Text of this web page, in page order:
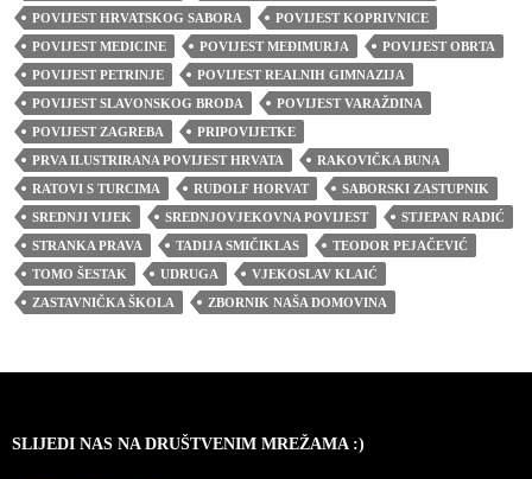
POVIJEST HRVATSKOG SABORA
POVIJEST KOPRIVNICE
POVIJEST MEDICINE
POVIJEST MEĐIMURJA
POVIJEST OBRTA
POVIJEST PETRINJE
POVIJEST REALNIH GIMNAZIJA
POVIJEST SLAVONSKOG BRODA
POVIJEST VARAŽDINA
POVIJEST ZAGREBA
PRIPOVIJETKE
PRVA ILUSTRIRANA POVIJEST HRVATA
RAKOVIČKA BUNA
RATOVI S TURCIMA
RUDOLF HORVAT
SABORSKI ZASTUPNIK
SREDNJI VIJEK
SREDNJOVJEKOVNA POVIJEST
STJEPAN RADIĆ
STRANKA PRAVA
TADIJA SMIČIKLAS
TEODOR PEJAČEVIĆ
TOMO ŠESTAK
UDRUGA
VJEKOSLAV KLAIĆ
ZASTAVNIČKA ŠKOLA
ZBORNIK NAŠA DOMOVINA
SLIJEDI NAS NA DRUŠTVENIM MREŽAMA :)